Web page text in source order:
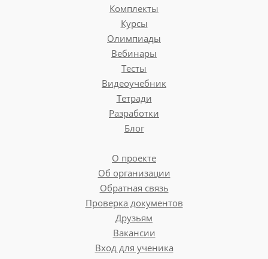
Комплекты
Курсы
Олимпиады
Вебинары
Тесты
Видеоучебник
Тетради
Разработки
Блог
О проекте
Об организации
Обратная связь
Проверка документов
Друзьям
Вакансии
Вход для ученика